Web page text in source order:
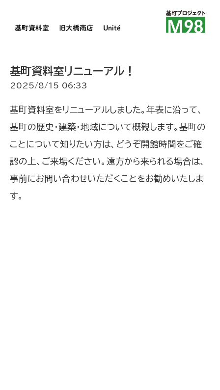
基町資料室 旧大橋商店 Unité
基町資料室リニューアル！
2025/8/15 06:33
基町資料室をリニューアルしました。年表に沿って、
基町の歴史・建築・地域について概観します。基町の
ことについて知りたい方は、どうぞ開館時間をご確
認の上、ご来場ください。遠方から来られる場合は、
事前にお問い合わせいただくことをお勧めいたしま
す。